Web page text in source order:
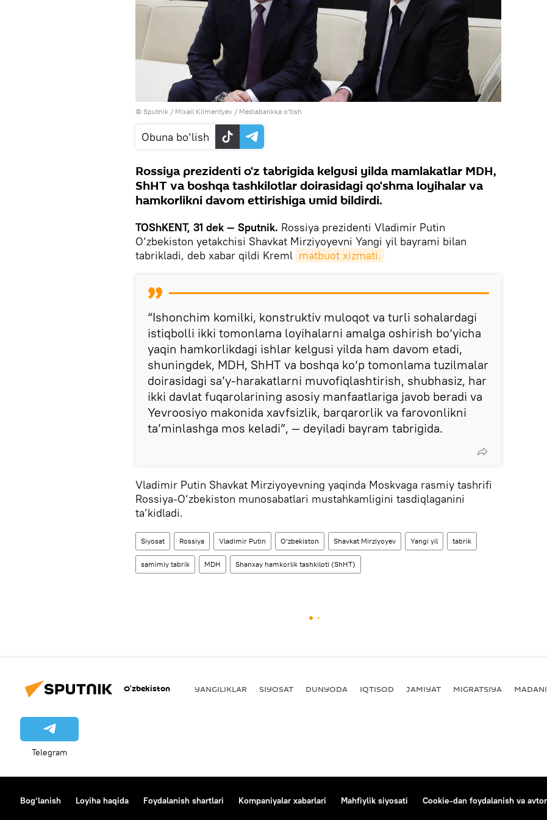
© Sputnik / Mixail Klimentyev / Mediabankka o‘tish
Obuna bo‘lish
Rossiya prezidenti o‘z tabrigida kelgusi yilda mamlakatlar MDH,
ShHT va boshqa tashkilotlar doirasidagi qo‘shma loyihalar va
hamkorlikni davom ettirishiga umid bildirdi.
TOShKENT, 31 dek — Sputnik. Rossiya prezidenti Vladimir Putin
O‘zbekiston yetakchisi Shavkat Mirziyoyevni Yangi yil bayrami bilan
tabrikladi, deb xabar qildi Kreml matbuot xizmati.
“Ishonchim komilki, konstruktiv muloqot va turli sohalardagi
istiqbolli ikki tomonlama loyihalarni amalga oshirish bo‘yicha
yaqin hamkorlikdagi ishlar kelgusi yilda ham davom etadi,
shuningdek, MDH, ShHT va boshqa ko‘p tomonlama tuzilmalar
doirasidagi sa’y-harakatlarni muvofiqlashtirish, shubhasiz, har
ikki davlat fuqarolarining asosiy manfaatlariga javob beradi va
Yevroosiyo makonida xavfsizlik, barqarorlik va farovonlikni
ta’minlashga mos keladi”, — deyiladi bayram tabrigida.
Vladimir Putin Shavkat Mirziyoyevning yaqinda Moskvaga rasmiy tashrifi
Rossiya-O‘zbekiston munosabatlari mustahkamligini tasdiqlaganini
ta’kidladi.
Siyosat Rossiya Vladimir Putin O‘zbekiston Shavkat Mirziyoyev Yangi yil tabrik
samimiy tabrik MDH Shanxay hamkorlik tashkiloti (ShHT)
O‘zbekiston YANGILIKLAR SIYOSAT DUNYODA IQTISOD JAMIYAT MIGRATSIYA
Telegram
Bog‘lanish Loyiha haqida Foydalanish shartlari Kompaniyalar xabarlari Mahfiylik siyosati Cookie-dan foydalanish va